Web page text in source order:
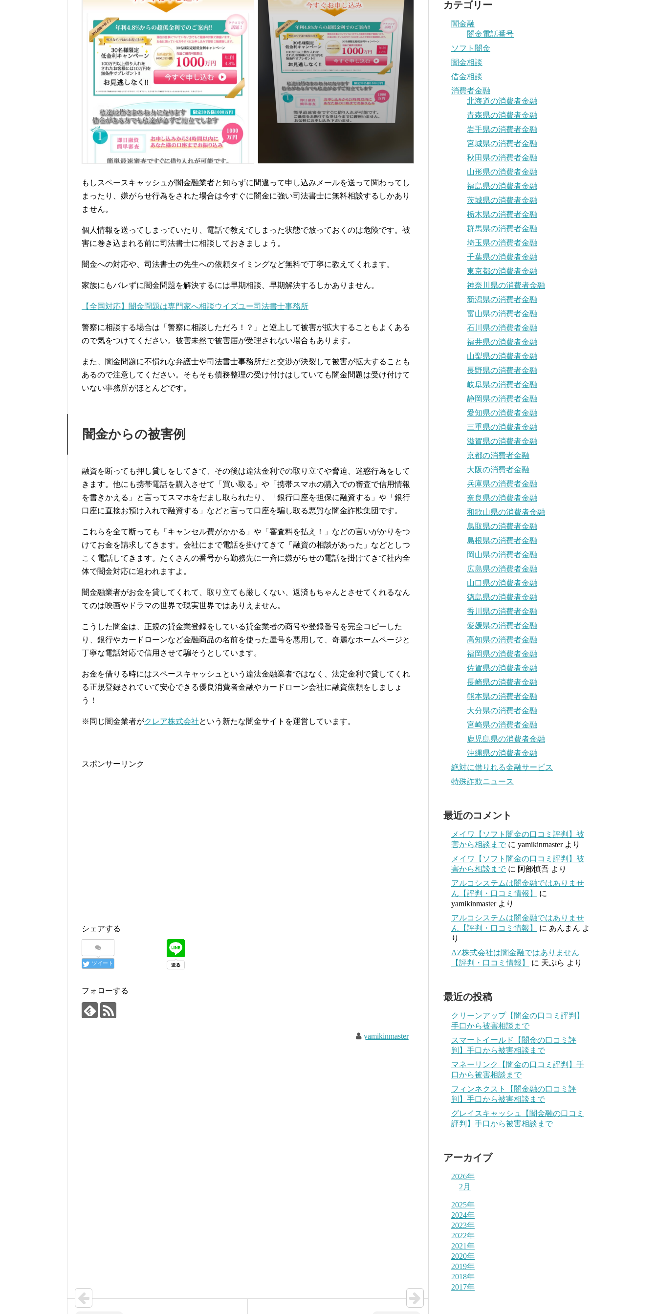
もしスペースキャッシュが闇金融業者と知らずに間違って申し込みメールを送って関わってし
まったり、嫌がらせ行為をされた場合は今すぐに闇金に強い司法書士に無料相談するしかあり
ません。
個人情報を送ってしまっていたり、電話で教えてしまった状態で放っておくのは危険です。被
害に巻き込まれる前に司法書士に相談しておきましょう。
闇金への対応や、司法書士の先生への依頼タイミングなど無料で丁寧に教えてくれます。
家族にもバレずに闇金問題を解決するには早期相談、早期解決するしかありません。
【全国対応】闇金問題は専門家へ相談ウイズユー司法書士事務所
警察に相談する場合は「警察に相談しただろ！？」と逆上して被害が拡大することもよくある
ので気をつけてください。被害未然で被害届が受理されない場合もあります。
また、闇金問題に不慣れな弁護士や司法書士事務所だと交渉が決裂して被害が拡大することも
あるので注意してください。そもそも債務整理の受け付けはしていても闇金問題は受け付けて
いない事務所がほとんどです。
闇金からの被害例
融資を断っても押し貸しをしてきて、その後は違法金利での取り立てや脅迫、迷惑行為をして
きます。他にも携帯電話を購入させて「買い取る」や「携帯スマホの購入での審査で信用情報
を書きかえる」と言ってスマホをだまし取られたり、「銀行口座を担保に融資する」や「銀行
口座に直接お預け入れで融資する」などと言って口座を騙し取る悪質な闇金詐欺集団です。
これらを全て断っても「キャンセル費がかかる」や「審査料を払え！」などの言いがかりをつ
けてお金を請求してきます。会社にまで電話を掛けてきて「融資の相談があった」などとしつ
こく電話してきます。たくさんの番号から勤務先に一斉に嫌がらせの電話を掛けてきて社内全
体で闇金対応に追われますよ。
闇金融業者がお金を貸してくれて、取り立ても厳しくない、返済もちゃんとさせてくれるなん
てのは映画やドラマの世界で現実世界ではありえません。
こうした闇金は、正規の貸金業登録をしている貸金業者の商号や登録番号を完全コピーした
り、銀行やカードローンなど金融商品の名前を使った屋号を悪用して、奇麗なホームページと
丁寧な電話対応で信用させて騙そうとしています。
お金を借りる時にはスペースキャッシュという違法金融業者ではなく、法定金利で貸してくれ
る正規登録されていて安心できる優良消費者金融やカードローン会社に融資依頼をしましょ
う！
※同じ闇金業者がクレア株式会社という新たな闇金サイトを運営しています。
スポンサーリンク
シェアする
ツイート
フォローする
yamikinmaster
カテゴリー
闇金融
闇金電話番号
ソフト闇金
闇金相談
借金相談
消費者金融
北海道の消費者金融
青森県の消費者金融
岩手県の消費者金融
宮城県の消費者金融
秋田県の消費者金融
山形県の消費者金融
福島県の消費者金融
茨城県の消費者金融
栃木県の消費者金融
群馬県の消費者金融
埼玉県の消費者金融
千葉県の消費者金融
東京都の消費者金融
神奈川県の消費者金融
新潟県の消費者金融
富山県の消費者金融
石川県の消費者金融
福井県の消費者金融
山梨県の消費者金融
長野県の消費者金融
岐阜県の消費者金融
静岡県の消費者金融
愛知県の消費者金融
三重県の消費者金融
滋賀県の消費者金融
京都の消費者金融
大阪の消費者金融
兵庫県の消費者金融
奈良県の消費者金融
和歌山県の消費者金融
鳥取県の消費者金融
島根県の消費者金融
岡山県の消費者金融
広島県の消費者金融
山口県の消費者金融
徳島県の消費者金融
香川県の消費者金融
愛媛県の消費者金融
高知県の消費者金融
福岡県の消費者金融
佐賀県の消費者金融
長崎県の消費者金融
熊本県の消費者金融
大分県の消費者金融
宮崎県の消費者金融
鹿児島県の消費者金融
沖縄県の消費者金融
絶対に借りれる金融サービス
特殊詐欺ニュース
最近のコメント
メイワ【ソフト闇金の口コミ評判】被
害から相談まで に yamikinmasterより
メイワ【ソフト闇金の口コミ評判】被
害から相談まで に 阿部慎吾 より
アルコシステムは闇金融ではありませ
ん【評判・口コミ情報】
に
yamikinmasterより
アルコシステムは闇金融ではありませ
ん【評判・口コミ情報】
に あんまん よ
り
AZ株式会社は闇金融ではありません
【評判・口コミ情報】
に 天ぷら より
最近の投稿
クリーンアップ【闇金の口コミ評判】
手口から被害相談まで
スマートイールド【闇金の口コミ評
判】手口から被害相談まで
マネーリンク【闇金の口コミ評判】手
口から被害相談まで
フィンネクスト【闇金融の口コミ評
判】手口から被害相談まで
グレイスキャッシュ【闇金融の口コミ
評判】手口から被害相談まで
アーカイブ
2026年
2月
2025年
2024年
2023年
2022年
2021年
2020年
2019年
2018年
2017年